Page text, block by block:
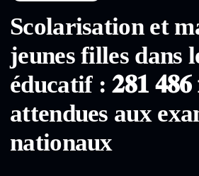
Scolarisation et
jeunes filles dans
éducatif : 𝟐𝟖𝟏 𝟒𝟖𝟔
attendues aux
nationaux